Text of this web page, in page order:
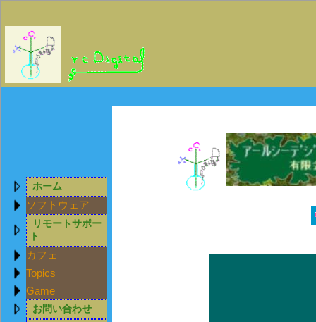
ホーム
ソフトウェア
リモートサポー
ト
カフェ
Topics
Game
お問い合わせ